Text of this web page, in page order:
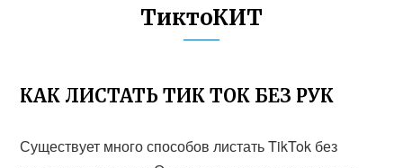
ТиктоКИТ
КАК ЛИСТАТЬ ТИК ТОК БЕЗ РУК
Существует много способов листать TikTok без